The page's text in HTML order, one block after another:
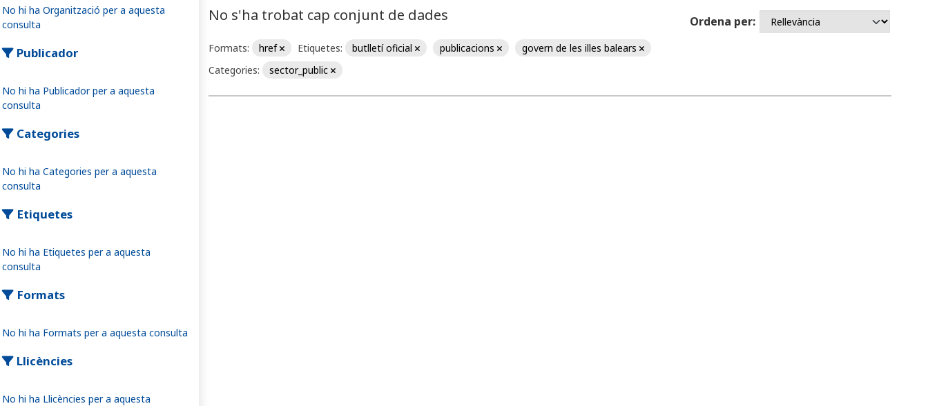
No hi ha Organització per a aquesta
consulta
Publicador
No hi ha Publicador per a aquesta
consulta
Categories
No hi ha Categories per a aquesta
consulta
Etiquetes
No hi ha Etiquetes per a aquesta
consulta
Formats
No hi ha Formats per a aquesta consulta
Llicències
No hi ha Llicències per a aquesta
Ordena per
No s'ha trobat cap conjunt de dades
Formats: href Etiquetes: butlletí oficial publicacions
govern de les illes balears
Categories:
sector_public